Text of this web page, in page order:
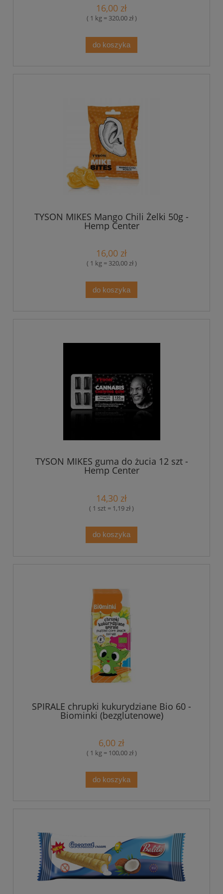
16,00 zł
( 1 kg = 320,00 zł )
do koszyka
TYSON MIKES Mango Chili Żelki 50g -
Hemp Center
16,00 zł
( 1 kg = 320,00 zł )
do koszyka
TYSON MIKES guma do żucia 12 szt -
Hemp Center
14,30 zł
( 1 szt = 1,19 zł )
do koszyka
SPIRALE chrupki kukurydziane Bio 60 -
Biominki (bezglutenowe)
6,00 zł
( 1 kg = 100,00 zł )
do koszyka